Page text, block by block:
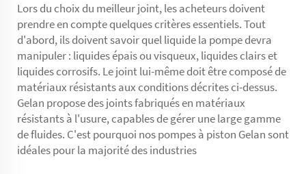
Lors du choix du meilleur joint, les acheteurs doivent
prendre en compte quelques critères essentiels. Tout
d'abord, ils doivent savoir quel liquide la pompe devra
manipuler : liquides épais ou visqueux, liquides clairs et
liquides corrosifs. Le joint lui-même doit être composé de
matériaux résistants aux conditions décrites ci-dessus.
Gelan propose des joints fabriqués en matériaux
résistants à l'usure, capables de gérer une large gamme
de fluides. C'est pourquoi nos pompes à piston Gelan sont
idéales pour la majorité des industries